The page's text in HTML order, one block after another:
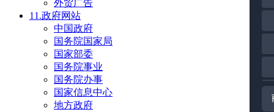
外贸广告
11.政府网站
中国政府
国务院国家局
国家部委
国务院事业
国务院办事
国家信息中心
地方政府